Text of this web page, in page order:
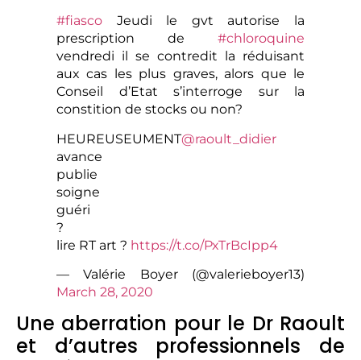
#fiasco Jeudi le gvt autorise la
prescription de #chloroquine
vendredi il se contredit la réduisant
aux cas les plus graves, alors que le
Conseil d’Etat s’interroge sur la
constition de stocks ou non?
HEUREUSEUMENT@raoult_didier
avance
publie
soigne
guéri
?
lire RT art ? https://t.co/PxTrBcIpp4
— Valérie Boyer (@valerieboyer13)
March 28, 2020
Une aberration pour le Dr Raoult
et d’autres professionnels de